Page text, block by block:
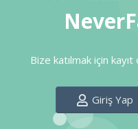
Bize katılmak için
Giriş Yap